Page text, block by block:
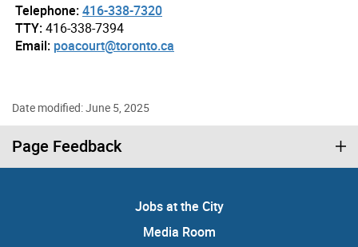
Telephone:416-338-7320
TTY:416-338-7394
Email: poacourt@toronto.ca
Date modified: June 5, 2025
Page Feedback
Jobs at the City
Media Room